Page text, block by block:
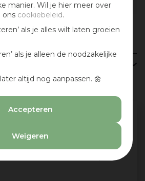
manier. Wil je hier meer over
ons cookiebeleid.
als je alles wilt laten groeien
als je alleen de noodzakelijke
altijd nog aanpassen. 🌼
Accepteren
Weigeren
White honey
en win een cadeaubon
met dit product en maak